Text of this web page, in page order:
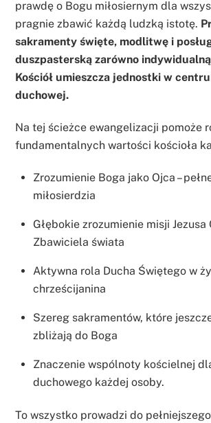
prawdę o Bogu miłosiernym dla
pragnie zbawić każdą ludzką istotę.
sakramenty święte, modlitwę i
duszpasterską zarówno
Kościół umieszcza jednostki w
duchowej.
Na tej ścieżce ewangelizacji pomoże
fundamentalnych wartości kościoła
Zrozumienie Boga jako Ojca –
miłosierdzia
Głębokie zrozumienie misji
Zbawiciela świata
Aktywna rola Ducha Świętego w
chrześcijanina
Szereg sakramentów, które
zbliżają do Boga
Znaczenie wspólnoty kościelnej
duchowego każdej osoby.
To wszystko prowadzi do